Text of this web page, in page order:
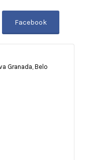
Granada, Belo